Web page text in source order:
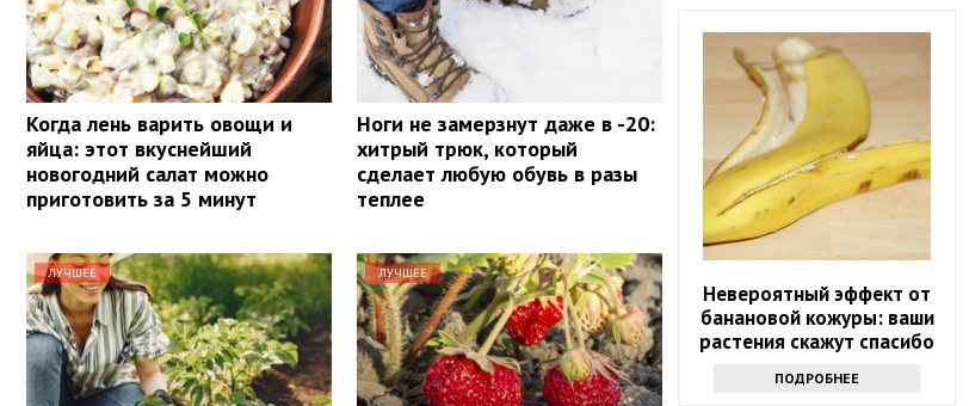
Когда лень варить овощи и
яйца: этот вкуснейший
новогодний салат можно
приготовить за 5 минут
Ноги не замерзнут даже в -20:
хитрый трюк, который
сделает любую обувь в разы
теплее
ЛУЧШЕЕ ЛУЧШЕЕ
Невероятный эффект от
банановой кожуры: ваши
растения скажут спасибо
ПОДРОБНЕЕ